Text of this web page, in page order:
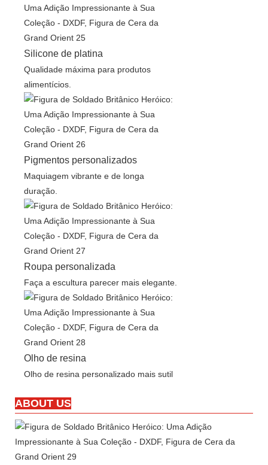
Silicone de platina
Qualidade máxima para produtos
alimentícios.
Pigmentos personalizados
Maquiagem vibrante e de longa
duração.
Roupa personalizada
Faça a escultura parecer mais elegante.
Olho de resina
Olho de resina personalizado mais sutil
ABOUT US